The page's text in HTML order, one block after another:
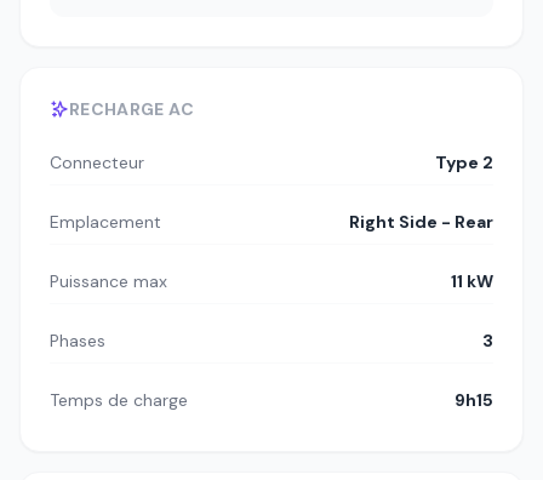
RECHARGE AC
Connecteur Type 2
Emplacement Right Side - Rear
Puissance max 11 kW
Phases 3
Temps de charge 9h15